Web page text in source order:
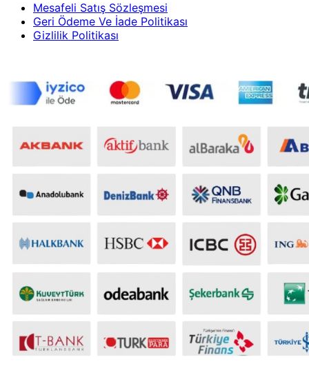
Mesafeli Satış Sözleşmesi
Geri Ödeme Ve İade Politikası
Gizlilik Politikası